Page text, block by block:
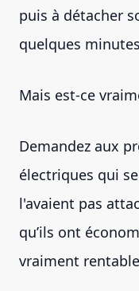
puis à détacher
quelques
Mais est-ce
Demandez aux
électriques qui
l'avaient pas
qu’ils ont
vraiment